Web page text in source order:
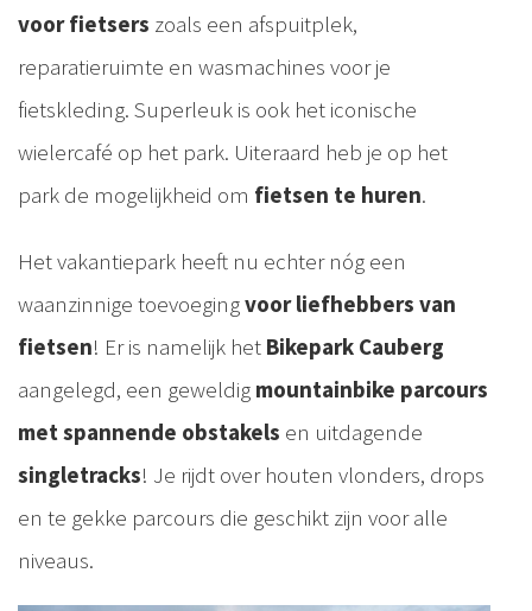
voor fietsers zoals een afspuitplek,
reparatieruimte en wasmachines voor je
fietskleding. Superleuk is ook het iconische
wielercafé op het park. Uiteraard heb je op het
park de mogelijkheid om fietsen te huren.
Het vakantiepark heeft nu echter nóg een
waanzinnige toevoegingvoor liefhebbers van
fietsen! Er is namelijk het Bikepark Cauberg
aangelegd, een geweldig mountainbike parcours
met spannende obstakels en uitdagende
singletracks! Je rijdt over houten vlonders, drops
en te gekke parcours die geschikt zijn voor alle
niveaus.